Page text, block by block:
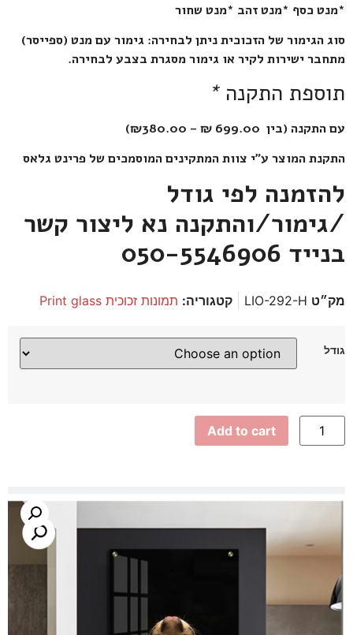
*מנט כסף *מנט זהב *מנט שחור
סוג הגימור של הזכוכית ניתן לבחירה: גימור עם מנט (ספייסר)
מתחבר ישירות לקיר או גימור מסגרת בצבע לבחירה.
תוספת התקנה*
עם התקנה (בין 699.00 ₪
–
₪380.00
)
התקנת המוצר ע”י צוות המתקינים המוסמכים של פרינט גלאס
להזמנה לפי גודל
/גימור/והתקנה נא ליצור קשר
בנייד 050-5546906
מק״ט LIO-292-H קטגוריה: תמונות זכוכית Print glass
גודל
Add to cart